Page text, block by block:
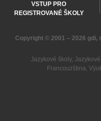
VSTUP PRO
REGISTROVANÉ ŠKOLY
Copyright © 2001 – 2026 gdi,
Jazykové školy,
Francouzština,